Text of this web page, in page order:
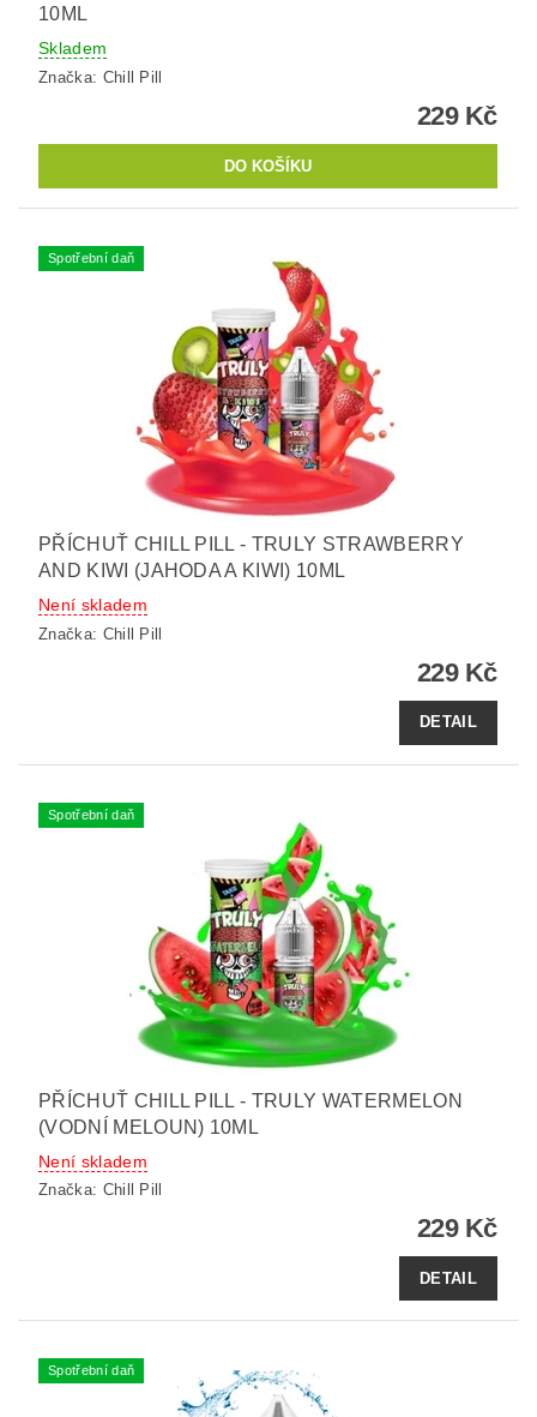
10ML
Skladem
Značka: Chill Pill
229 Kč
Spotřební daň
PŘÍCHUŤ CHILL PILL - TRULY STRAWBERRY
AND KIWI (JAHODA A KIWI) 10ML
Není skladem
Značka: Chill Pill
229 Kč
DETAIL
Spotřební daň
PŘÍCHUŤ CHILL PILL - TRULY WATERMELON
(VODNÍ MELOUN) 10ML
Není skladem
Značka: Chill Pill
229 Kč
DETAIL
Spotřební daň